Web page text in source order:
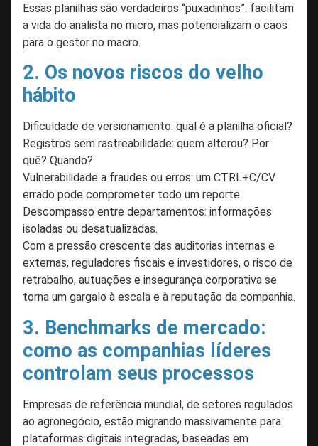
Essas planilhas são verdadeiros “puxadinhos”: facilitam
a vida do analista no micro, mas potencializam o caos
para o gestor no macro.
2. Os novos riscos do velho
hábito
Dificuldade de versionamento: qual é a planilha oficial?
Registros sem rastreabilidade: quem alterou? Por
quê? Quando?
Vulnerabilidade a fraudes ou erros: um CTRL+C/CV
errado pode comprometer todo um reporte.
Descompasso entre departamentos: informações
isoladas ou desatualizadas.
Com a pressão crescente das auditorias internas e
externas, reguladores fiscais e investidores, o risco de
retrabalho, autuações e insegurança corporativa se
torna um gargalo à escala e à reputação da companhia.
3. Benchmarks de mercado:
como as companhias líderes
controlam seus processos
Empresas de referência mundial, de setores regulados
ao agronegócio, estão migrando massivamente para
plataformas digitais integradas, baseadas em